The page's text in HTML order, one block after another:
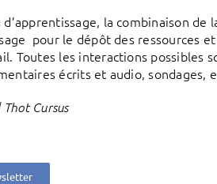
la combinaison de
pour le dépôt des ressources
Toutes les interactions possibles
écrits et audio, sondages,
Cursus